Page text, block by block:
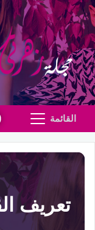
القائمة
تعريف